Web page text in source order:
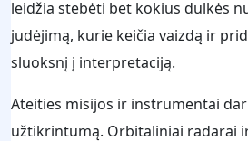
leidžia stebėti bet kokius dulkės
judėjimą, kurie keičia vaizdą ir
sluoksnį į interpretaciją.
Ateities misijos ir instrumentai
užtikrintumą. Orbitaliniai radarai